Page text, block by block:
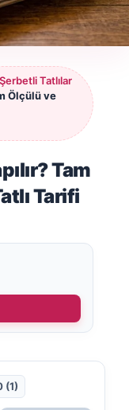
Şerbetli Tatlılar
Ölçülü ve
Tam
Tarifi
(1)